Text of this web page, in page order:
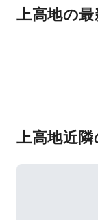
上高地の
上高地近